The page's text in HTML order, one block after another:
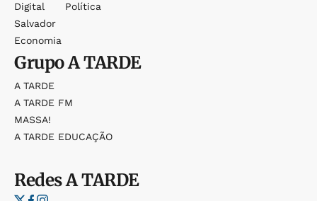
Digital
Salvador
Economia
Política
GrupoA TARDE
A TARDE
A TARDE FM
MASSA!
A TARDE EDUCAÇÃO
RedesA TARDE